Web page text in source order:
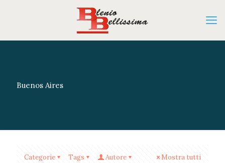
Buenos Aires
Categorie Tags Autore Mostra tutti